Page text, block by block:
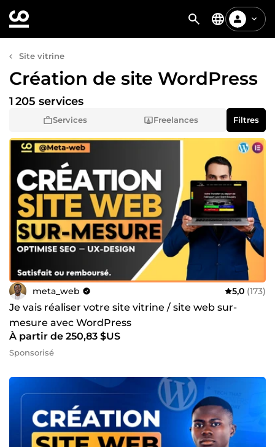
Site vitrine
Création de site WordPress
Services Freelances
1 205 services
Filtres
meta_web 5,0 (173)
Je vais réaliser votre site vitrine / site web sur-
mesure avec WordPress
À partir de 250,83 $US
Sponsorisé